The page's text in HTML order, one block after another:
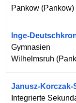
Pankow (Pankow)
Inge-
Gymnasien
Wilhelmsruh (
Janusz-Korczak-
Integrierte